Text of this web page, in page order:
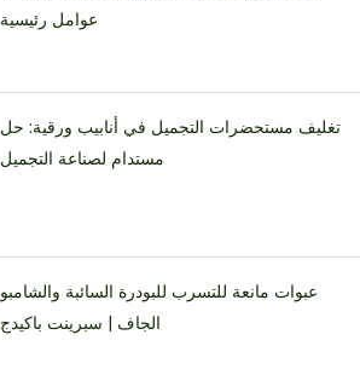
عوامل رئيسية
تغليف مستحضرات التجميل في أنابيب ورقية: حل
مستدام لصناعة التجميل
عبوات مانعة للتسرب للبودرة السائبة والشامبو
الجاف | سبرينت باكيدج